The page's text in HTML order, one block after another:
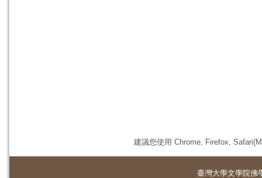
建議您使用 Chrome, Firefox,
臺灣大學文學院佛